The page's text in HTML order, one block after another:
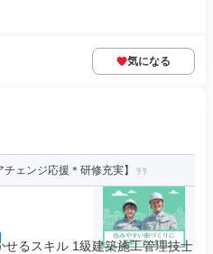
気になる
ェンジ応援＊研修充実】
るスキル 1級建築施工管理技士